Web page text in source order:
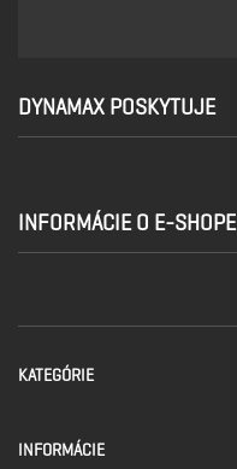
DYNAMAX POSKYTUJE
INFORMÁCIE O E-SHOPE
KATEGÓRIE
INFORMÁCIE